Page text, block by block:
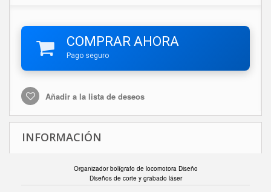
COMPRAR AHORA
Pago seguro
Añadir a la lista de deseos
INFORMACIÓN
Organizador bolígrafo de locomotora Diseño
Diseños de corte y grabado láser